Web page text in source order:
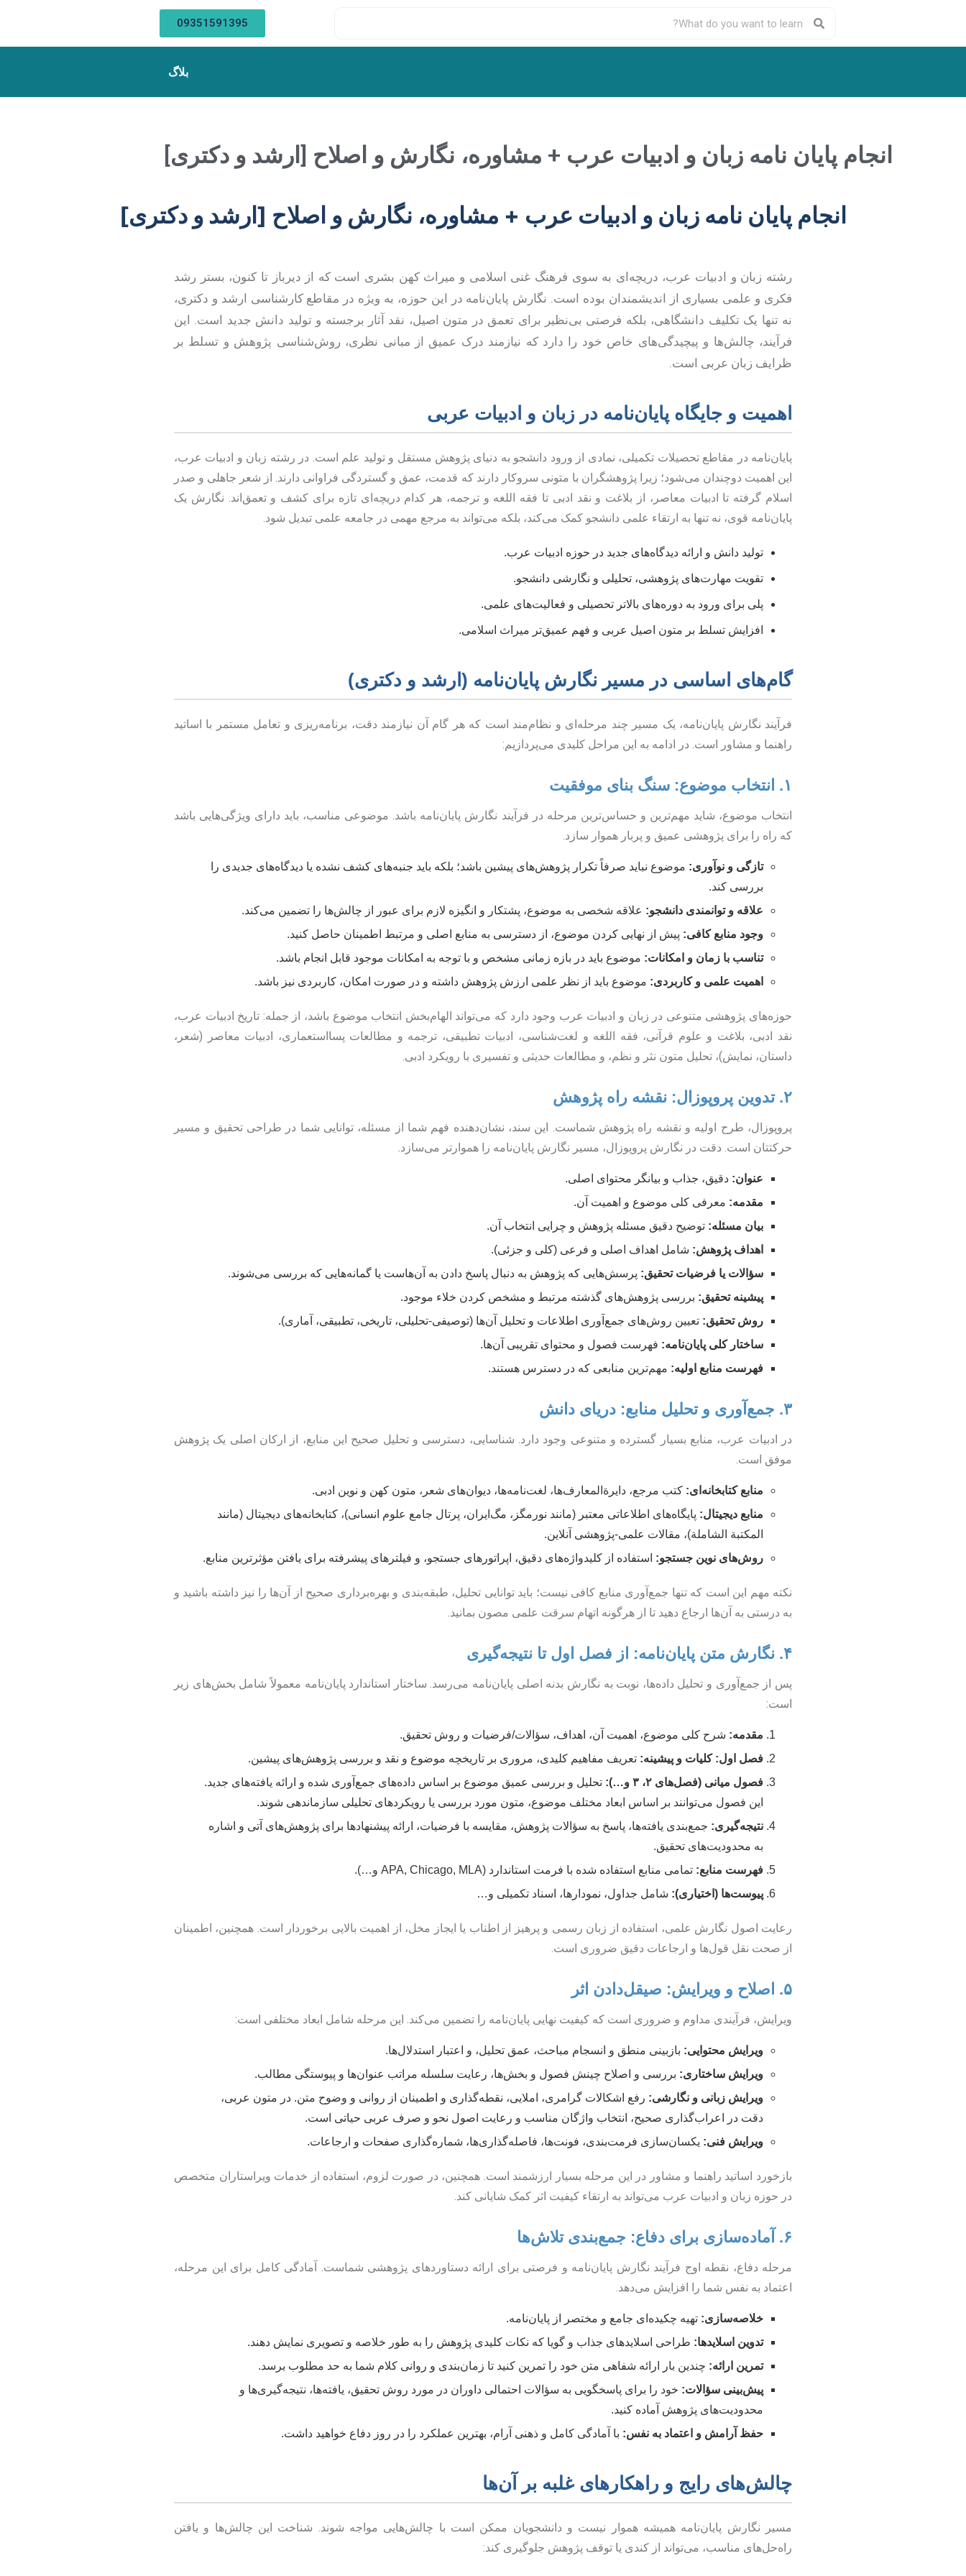
09351591395
بلاگ
انجام پایان نامه زبان و ادبیات عرب + مشاوره، نگارش و اصلاح [ارشد و دکتری]
انجام پایان نامه زبان و ادبیات عرب + مشاوره، نگارش و اصلاح [ارشد و دکتری]
رشته زبان و ادبیات عرب، دریچه‌ای به سوی فرهنگ غنی اسلامی و میراث کهن بشری است که از دیرباز تا کنون، بستر رشد
فکری و علمی بسیاری از اندیشمندان بوده است. نگارش پایان‌نامه در این حوزه، به ویژه در مقاطع کارشناسی ارشد و دکتری،
نه تنها یک تکلیف دانشگاهی، بلکه فرصتی بی‌نظیر برای تعمق در متون اصیل، نقد آثار برجسته و تولید دانش جدید است. این
فرآیند، چالش‌ها و پیچیدگی‌های خاص خود را دارد که نیازمند درک عمیق از مبانی نظری، روش‌شناسی پژوهش و تسلط بر
ظرایف زبان عربی است.
اهمیت و جایگاه پایان‌نامه در زبان و ادبیات عربی
پایان‌نامه در مقاطع تحصیلات تکمیلی، نمادی از ورود دانشجو به دنیای پژوهش مستقل و تولید علم است. در رشته زبان و ادبیات عرب،
این اهمیت دوچندان می‌شود؛ زیرا پژوهشگران با متونی سروکار دارند که قدمت، عمق و گستردگی فراوانی دارند. از شعر جاهلی و صدر
اسلام گرفته تا ادبیات معاصر، از بلاغت و نقد ادبی تا فقه اللغه و ترجمه، هر کدام دریچه‌ای تازه برای کشف و تعمق‌اند. نگارش یک
پایان‌نامه قوی، نه تنها به ارتقاء علمی دانشجو کمک می‌کند، بلکه می‌تواند به مرجع مهمی در جامعه علمی تبدیل شود.
تولید دانش و ارائه دیدگاه‌های جدید در حوزه ادبیات عرب.
تقویت مهارت‌های پژوهشی، تحلیلی و نگارشی دانشجو.
پلی برای ورود به دوره‌های بالاتر تحصیلی و فعالیت‌های علمی.
افزایش تسلط بر متون اصیل عربی و فهم عمیق‌تر میراث اسلامی.
گام‌های اساسی در مسیر نگارش پایان‌نامه (ارشد و دکتری)
فرآیند نگارش پایان‌نامه، یک مسیر چند مرحله‌ای و نظام‌مند است که هر گام آن نیازمند دقت، برنامه‌ریزی و تعامل مستمر با اساتید
راهنما و مشاور است. در ادامه به این مراحل کلیدی می‌پردازیم:
۱. انتخاب موضوع: سنگ بنای موفقیت
انتخاب موضوع، شاید مهم‌ترین و حساس‌ترین مرحله در فرآیند نگارش پایان‌نامه باشد. موضوعی مناسب، باید دارای ویژگی‌هایی باشد
که راه را برای پژوهشی عمیق و پربار هموار سازد.
تازگی و نوآوری: موضوع نباید صرفاً تکرار پژوهش‌های پیشین باشد؛ بلکه باید جنبه‌های کشف نشده یا دیدگاه‌های جدیدی را
بررسی کند.
علاقه و توانمندی دانشجو: علاقه شخصی به موضوع، پشتکار و انگیزه لازم برای عبور از چالش‌ها را تضمین می‌کند.
وجود منابع کافی: پیش از نهایی کردن موضوع، از دسترسی به منابع اصلی و مرتبط اطمینان حاصل کنید.
تناسب با زمان و امکانات: موضوع باید در بازه زمانی مشخص و با توجه به امکانات موجود قابل انجام باشد.
اهمیت علمی و کاربردی: موضوع باید از نظر علمی ارزش پژوهش داشته و در صورت امکان، کاربردی نیز باشد.
حوزه‌های پژوهشی متنوعی در زبان و ادبیات عرب وجود دارد که می‌تواند الهام‌بخش انتخاب موضوع باشد، از جمله: تاریخ ادبیات عرب،
نقد ادبی، بلاغت و علوم قرآنی، فقه اللغه و لغت‌شناسی، ادبیات تطبیقی، ترجمه و مطالعات پسااستعماری، ادبیات معاصر (شعر،
داستان، نمایش)، تحلیل متون نثر و نظم، و مطالعات حدیثی و تفسیری با رویکرد ادبی.
۲. تدوین پروپوزال: نقشه راه پژوهش
پروپوزال، طرح اولیه و نقشه راه پژوهش شماست. این سند، نشان‌دهنده فهم شما از مسئله، توانایی شما در طراحی تحقیق و مسیر
حرکتتان است. دقت در نگارش پروپوزال، مسیر نگارش پایان‌نامه را هموارتر می‌سازد.
عنوان: دقیق، جذاب و بیانگر محتوای اصلی.
مقدمه: معرفی کلی موضوع و اهمیت آن.
بیان مسئله: توضیح دقیق مسئله پژوهش و چرایی انتخاب آن.
اهداف پژوهش: شامل اهداف اصلی و فرعی (کلی و جزئی).
سؤالات یا فرضیات تحقیق: پرسش‌هایی که پژوهش به دنبال پاسخ دادن به آن‌هاست یا گمانه‌هایی که بررسی می‌شوند.
پیشینه تحقیق: بررسی پژوهش‌های گذشته مرتبط و مشخص کردن خلاء موجود.
روش تحقیق: تعیین روش‌های جمع‌آوری اطلاعات و تحلیل آن‌ها (توصیفی-تحلیلی، تاریخی، تطبیقی، آماری).
ساختار کلی پایان‌نامه: فهرست فصول و محتوای تقریبی آن‌ها.
فهرست منابع اولیه: مهم‌ترین منابعی که در دسترس هستند.
۳. جمع‌آوری و تحلیل منابع: دریای دانش
در ادبیات عرب، منابع بسیار گسترده و متنوعی وجود دارد. شناسایی، دسترسی و تحلیل صحیح این منابع، از ارکان اصلی یک پژوهش
موفق است.
منابع کتابخانه‌ای: کتب مرجع، دایرةالمعارف‌ها، لغت‌نامه‌ها، دیوان‌های شعر، متون کهن و نوین ادبی.
منابع دیجیتال: پایگاه‌های اطلاعاتی معتبر (مانند نورمگز، مگ‌ایران، پرتال جامع علوم انسانی)، کتابخانه‌های دیجیتال (مانند
المکتبة الشاملة)، مقالات علمی-پژوهشی آنلاین.
روش‌های نوین جستجو: استفاده از کلیدواژه‌های دقیق، اپراتورهای جستجو، و فیلترهای پیشرفته برای یافتن مؤثرترین منابع.
نکته مهم این است که تنها جمع‌آوری منابع کافی نیست؛ باید توانایی تحلیل، طبقه‌بندی و بهره‌برداری صحیح از آن‌ها را نیز داشته باشید و
به درستی به آن‌ها ارجاع دهید تا از هرگونه اتهام سرقت علمی مصون بمانید.
۴. نگارش متن پایان‌نامه: از فصل اول تا نتیجه‌گیری
پس از جمع‌آوری و تحلیل داده‌ها، نوبت به نگارش بدنه اصلی پایان‌نامه می‌رسد. ساختار استاندارد پایان‌نامه معمولاً شامل بخش‌های زیر
است:
مقدمه: شرح کلی موضوع، اهمیت آن، اهداف، سؤالات/فرضیات و روش تحقیق.
فصل اول: کلیات و پیشینه: تعریف مفاهیم کلیدی، مروری بر تاریخچه موضوع و نقد و بررسی پژوهش‌های پیشین.
فصول میانی (فصل‌های ۲، ۳ و…):
تحلیل و بررسی عمیق موضوع بر اساس داده‌های جمع‌آوری شده و ارائه یافته‌های جدید.
این فصول می‌توانند بر اساس ابعاد مختلف موضوع، متون مورد بررسی یا رویکردهای تحلیلی سازماندهی شوند.
نتیجه‌گیری: جمع‌بندی یافته‌ها، پاسخ به سؤالات پژوهش، مقایسه با فرضیات، ارائه پیشنهادها برای پژوهش‌های آتی و اشاره
به محدودیت‌های تحقیق.
فهرست منابع: تمامی منابع استفاده شده با فرمت استاندارد (APA, Chicago, MLA و…).
پیوست‌ها (اختیاری): شامل جداول، نمودارها، اسناد تکمیلی و…
رعایت اصول نگارش علمی، استفاده از زبان رسمی و پرهیز از اطناب یا ایجاز مخل، از اهمیت بالایی برخوردار است. همچنین، اطمینان
از صحت نقل قول‌ها و ارجاعات دقیق ضروری است.
۵. اصلاح و ویرایش: صیقل‌دادن اثر
ویرایش، فرآیندی مداوم و ضروری است که کیفیت نهایی پایان‌نامه را تضمین می‌کند. این مرحله شامل ابعاد مختلفی است:
ویرایش محتوایی: بازبینی منطق و انسجام مباحث، عمق تحلیل، و اعتبار استدلال‌ها.
ویرایش ساختاری: بررسی و اصلاح چینش فصول و بخش‌ها، رعایت سلسله مراتب عنوان‌ها و پیوستگی مطالب.
ویرایش زبانی و نگارشی: رفع اشکالات گرامری، املایی، نقطه‌گذاری و اطمینان از روانی و وضوح متن. در متون عربی،
دقت در اعراب‌گذاری صحیح، انتخاب واژگان مناسب و رعایت اصول نحو و صرف عربی حیاتی است.
ویرایش فنی: یکسان‌سازی فرمت‌بندی، فونت‌ها، فاصله‌گذاری‌ها، شماره‌گذاری صفحات و ارجاعات.
بازخورد اساتید راهنما و مشاور در این مرحله بسیار ارزشمند است. همچنین، در صورت لزوم، استفاده از خدمات ویراستاران متخصص
در حوزه زبان و ادبیات عرب می‌تواند به ارتقاء کیفیت اثر کمک شایانی کند.
۶. آماده‌سازی برای دفاع: جمع‌بندی تلاش‌ها
مرحله دفاع، نقطه اوج فرآیند نگارش پایان‌نامه و فرصتی برای ارائه دستاوردهای پژوهشی شماست. آمادگی کامل برای این مرحله،
اعتماد به نفس شما را افزایش می‌دهد.
خلاصه‌سازی: تهیه چکیده‌ای جامع و مختصر از پایان‌نامه.
تدوین اسلایدها: طراحی اسلایدهای جذاب و گویا که نکات کلیدی پژوهش را به طور خلاصه و تصویری نمایش دهند.
تمرین ارائه: چندین بار ارائه شفاهی متن خود را تمرین کنید تا زمان‌بندی و روانی کلام شما به حد مطلوب برسد.
پیش‌بینی سؤالات: خود را برای پاسخگویی به سؤالات احتمالی داوران در مورد روش تحقیق، یافته‌ها، نتیجه‌گیری‌ها و
محدودیت‌های پژوهش آماده کنید.
حفظ آرامش و اعتماد به نفس: با آمادگی کامل و ذهنی آرام، بهترین عملکرد را در روز دفاع خواهید داشت.
چالش‌های رایج و راهکارهای غلبه بر آن‌ها
مسیر نگارش پایان‌نامه همیشه هموار نیست و دانشجویان ممکن است با چالش‌هایی مواجه شوند. شناخت این چالش‌ها و یافتن
راه‌حل‌های مناسب، می‌تواند از کندی یا توقف پژوهش جلوگیری کند: